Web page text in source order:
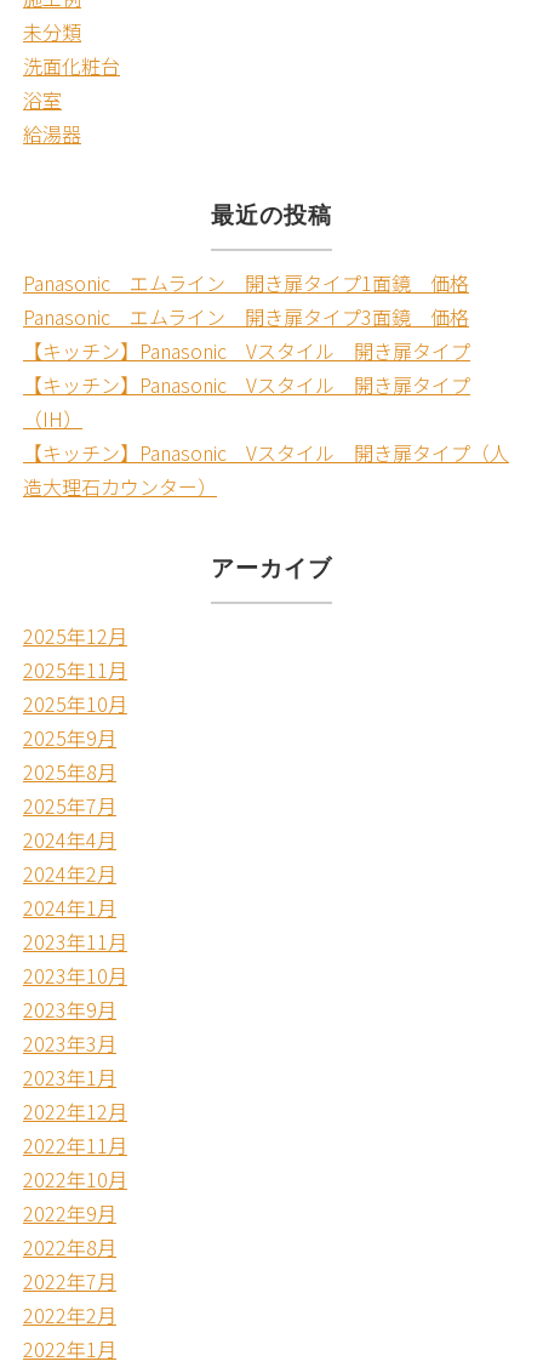
未分類
洗面化粧台
浴室
給湯器
最近の投稿
Panasonic エムライン 開き扉タイプ1面鏡 価格
Panasonic エムライン 開き扉タイプ3面鏡 価格
【キッチン】Panasonic Vスタイル 開き扉タイプ
【キッチン】Panasonic Vスタイル 開き扉タイプ
（IH）
【キッチン】Panasonic Vスタイル 開き扉タイプ（人
造大理石カウンター）
アーカイブ
2025年12月
2025年11月
2025年10月
2025年9月
2025年8月
2025年7月
2024年4月
2024年2月
2024年1月
2023年11月
2023年10月
2023年9月
2023年3月
2023年1月
2022年12月
2022年11月
2022年10月
2022年9月
2022年8月
2022年7月
2022年2月
2022年1月